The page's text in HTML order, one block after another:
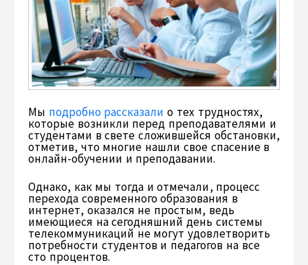
Мы подробно рассказали о тех трудностях,
которые возникли перед преподавателями и
студентами в свете сложившейся обстановки,
отметив, что многие нашли свое спасение в
онлайн-обучении и преподавании.
Однако, как мы тогда и отмечали, процесс
перехода современного образования в
интернет, оказался не простым, ведь
имеющиеся на сегодняшний день системы
телекоммуникаций не могут удовлетворить
потребности студентов и педагогов на все
сто процентов.